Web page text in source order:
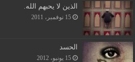
الذين لا يحبهم الله.
15 نوفمبر، 2011
الحسد
15 يونيو، 2012